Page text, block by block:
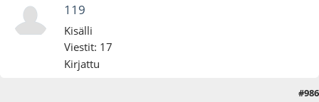
119
Kisälli
Viestit: 17
Kirjattu
#986